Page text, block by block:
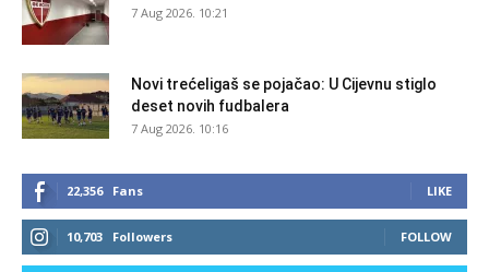
7 Aug 2026. 10:21
Novi trećeligaš se pojačao: U Cijevnu stiglo
deset novih fudbalera
7 Aug 2026. 10:16
22,356 Fans LIKE
10,703 Followers FOLLOW